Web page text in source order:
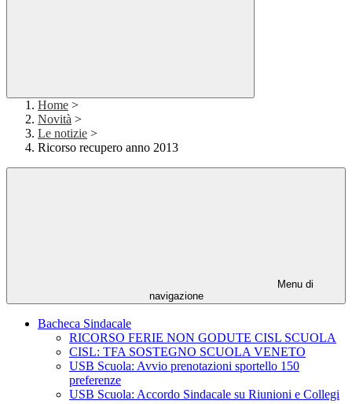
Home >
Novità >
Le notizie >
Ricorso recupero anno 2013
Menu di
navigazione
Bacheca Sindacale
RICORSO FERIE NON GODUTE CISL SCUOLA
CISL: TFA SOSTEGNO SCUOLA VENETO
USB Scuola: Avvio prenotazioni sportello 150
preferenze
USB Scuola: Accordo Sindacale su Riunioni e Collegi